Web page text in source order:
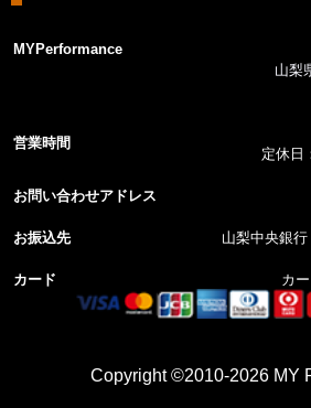
MYPerformance
山梨
営業時間
定休日
お問い合わせアドレス
お振込先
山梨中央銀
カード
カ
Copyright ©2010-2026 MY